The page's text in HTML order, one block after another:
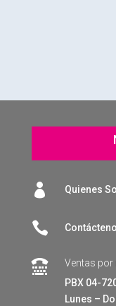
 Quienes


Ventas
PBX 04-
Lunes –